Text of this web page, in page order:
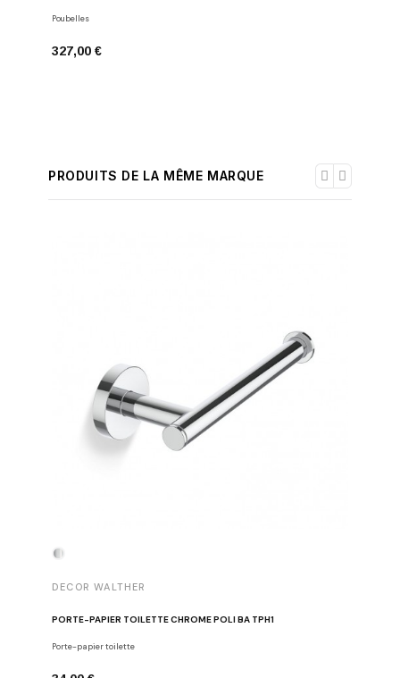
Poubelles
327,00 €
PRODUITS DE LA MÊME MARQUE
DECOR WALTHER
PORTE-PAPIER TOILETTE CHROME POLI BA TPH1
Porte-papier toilette